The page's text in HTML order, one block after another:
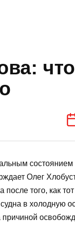
Олег
того, как
в холодную
причиной